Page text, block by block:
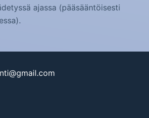
ajassa (pääsääntöisesti